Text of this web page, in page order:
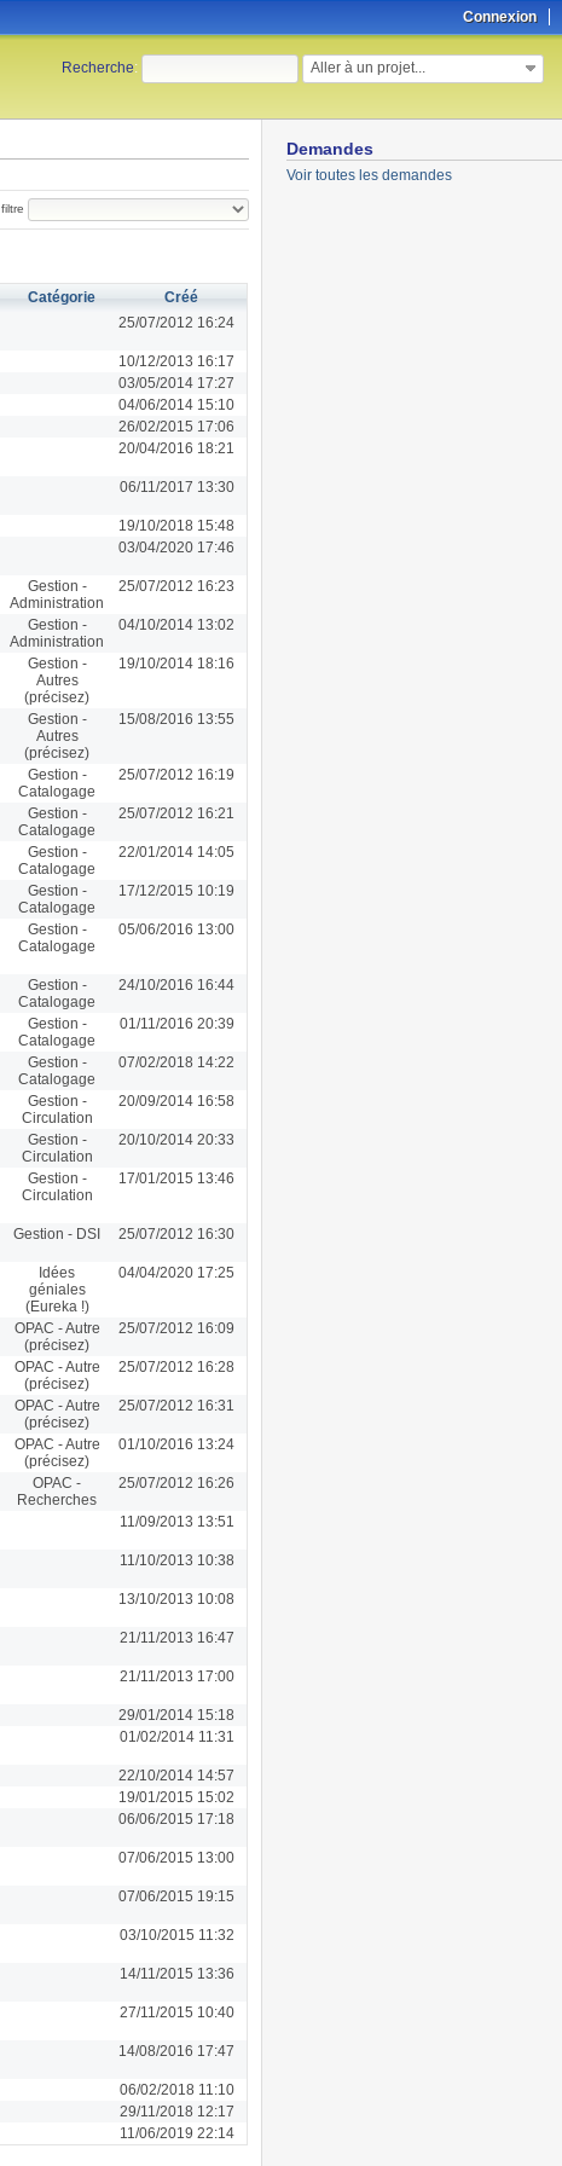
Connexion
Recherche: Aller à un projet...
Demandes
Voir toutes les demandes
Catégorie
Créé
25/07/2012 16:24
10/12/2013 16:17
03/05/2014 17:27
04/06/2014 15:10
26/02/2015 17:06
20/04/2016 18:21
06/11/2017 13:30
19/10/2018 15:48
03/04/2020 17:46
Gestion -
Administration
25/07/2012 16:23
Gestion -
Administration
04/10/2014 13:02
Gestion -
Autres
(précisez)
19/10/2014 18:16
Gestion -
Autres
(précisez)
15/08/2016 13:55
Gestion -
Catalogage
25/07/2012 16:19
Gestion -
Catalogage
25/07/2012 16:21
Gestion -
Catalogage
22/01/2014 14:05
Gestion -
Catalogage
17/12/2015 10:19
Gestion -
Catalogage
05/06/2016 13:00
Gestion -
Catalogage
24/10/2016 16:44
Gestion -
Catalogage
01/11/2016 20:39
Gestion -
Catalogage
07/02/2018 14:22
Gestion -
Circulation
20/09/2014 16:58
Gestion -
Circulation
20/10/2014 20:33
Gestion -
Circulation
17/01/2015 13:46
Gestion - DSI 25/07/2012 16:30
Idées
géniales
(Eureka !)
04/04/2020 17:25
OPAC - Autre
(précisez)
25/07/2012 16:09
OPAC - Autre
(précisez)
25/07/2012 16:28
OPAC - Autre
(précisez)
25/07/2012 16:31
OPAC - Autre
(précisez)
01/10/2016 13:24
OPAC -
Recherches
25/07/2012 16:26
11/09/2013 13:51
11/10/2013 10:38
13/10/2013 10:08
21/11/2013 16:47
21/11/2013 17:00
29/01/2014 15:18
01/02/2014 11:31
22/10/2014 14:57
19/01/2015 15:02
06/06/2015 17:18
07/06/2015 13:00
07/06/2015 19:15
03/10/2015 11:32
14/11/2015 13:36
27/11/2015 10:40
14/08/2016 17:47
06/02/2018 11:10
29/11/2018 12:17
11/06/2019 22:14